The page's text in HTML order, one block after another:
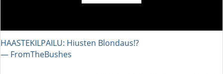
HAASTEKILPAILU: Hiusten Blondaus!?
― FromTheBushes